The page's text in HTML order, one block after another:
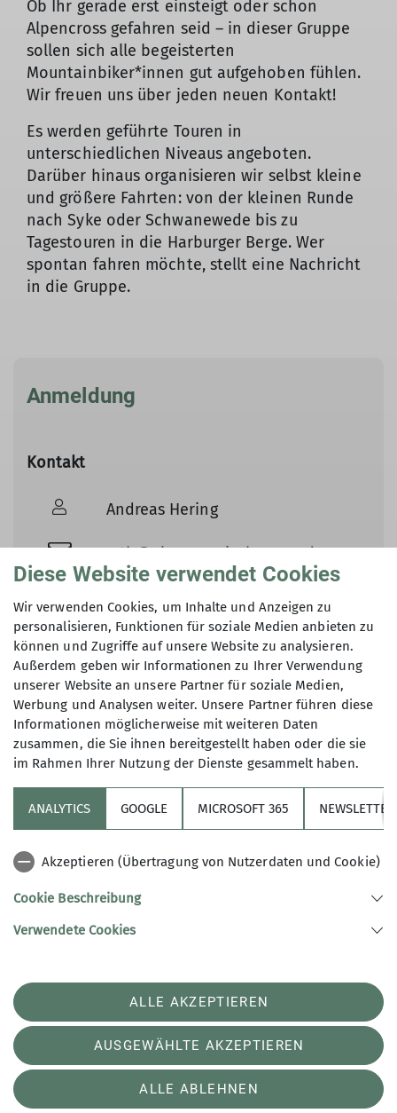
Ob Ihr gerade erst einsteigt oder schon
Alpencross gefahren seid – in dieser Gruppe
sollen sich alle begeisterten
Mountainbiker*innen gut aufgehoben fühlen.
Wir freuen uns über jeden neuen Kontakt!
Es werden geführte Touren in
unterschiedlichen Niveaus angeboten.
Darüber hinaus organisieren wir selbst kleine
und größere Fahrten: von der kleinen Runde
nach Syke oder Schwanewede bis zu
Tagestouren in die Harburger Berge. Wer
spontan fahren möchte, stellt eine Nachricht
in die Gruppe.
Anmeldung
Kontakt
Andreas Hering
mtb@alpenverein-bremen.de
Diese Website verwendet Cookies
Wir verwenden Cookies, um Inhalte und Anzeigen zu
personalisieren, Funktionen für soziale Medien anbieten zu
können und Zugriffe auf unsere Website zu analysieren.
Außerdem geben wir Informationen zu Ihrer Verwendung
unserer Website an unsere Partner für soziale Medien,
Werbung und Analysen weiter. Unsere Partner führen diese
Informationen möglicherweise mit weiteren Daten
zusammen, die Sie ihnen bereitgestellt haben oder die sie
im Rahmen Ihrer Nutzung der Dienste gesammelt haben.
ANALYTICS GOOGLE MICROSOFT 365
Akzeptieren (Übertragung von Nutzerdaten und Cookie)
Cookie Beschreibung
Verwendete Cookies
ALLE AKZEPTIEREN
AUSGEWÄHLTE AKZEPTIEREN
ALLE ABLEHNEN